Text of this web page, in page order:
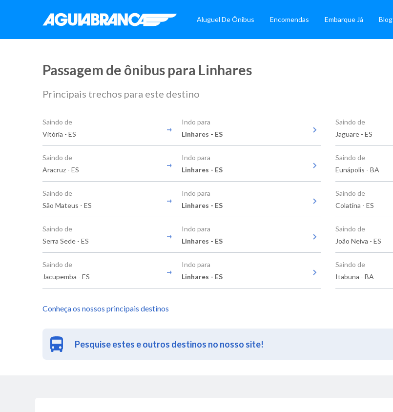
Aluguel De Ônibus Encomendas Embarque Já Blog
Passagem de ônibus para Linhares
Principais trechos para este destino
Saindo de
Vitória - ES
Indo para
Linhares - ES
Saindo de
Aracruz - ES
Indo para
Linhares - ES
Saindo de
São Mateus - ES
Indo para
Linhares - ES
Saindo de
Serra Sede - ES
Indo para
Linhares - ES
Saindo de
Jacupemba - ES
Indo para
Linhares - ES
Saindo de
Jaguare - ES
Saindo de
Eunápolis - BA
Saindo de
Colatina - ES
Saindo de
João Neiva - ES
Saindo de
Itabuna - BA
Conheça os nossos principais destinos
Pesquise estes e outros destinos no nosso site!